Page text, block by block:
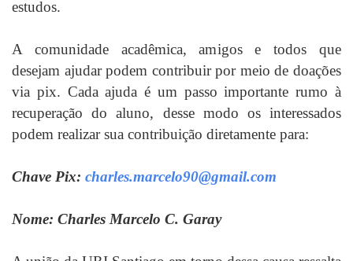
estudos.
A comunidade acadêmica, amigos e todos que
desejam ajudar podem contribuir por meio de doações
via pix. Cada ajuda é um passo importante rumo à
recuperação do aluno, desse modo os interessados
podem realizar sua contribuição diretamente para:
Chave Pix: charles.marcelo90@gmail.com
Nome: Charles Marcelo C. Garay